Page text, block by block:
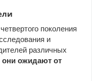
поколения
и
различных
они ожидают от